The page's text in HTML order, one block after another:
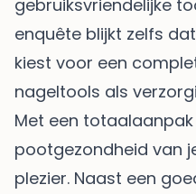
gebruiksvriendelijke
enquête blijkt zelfs dat
kiest voor een
nageltools als
Met een
pootgezondheid van
plezier. Naast een